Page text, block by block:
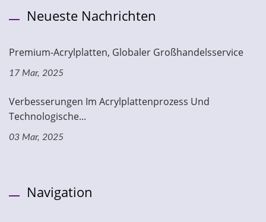
Neueste Nachrichten
Premium-Acrylplatten, Globaler Großhandelsservice
17 Mar, 2025
Verbesserungen Im Acrylplattenprozess Und
Technologische...
03 Mar, 2025
Navigation